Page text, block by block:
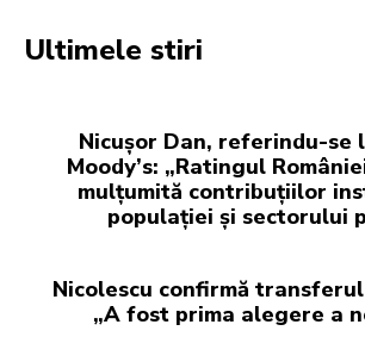
Ultimele stiri
Nicușor Dan, referindu-se
Moody’s: „Ratingul
mulțumită contribuțiilor
populației și sectorului
Nicolescu confirmă
„A fost prima alegere a